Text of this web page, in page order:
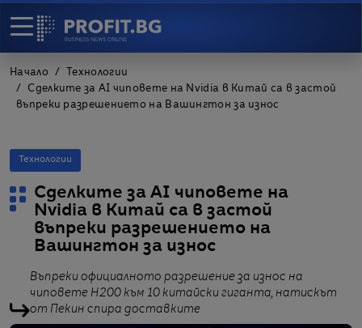
Начало
Технологии
Сделките за AI чиповете на Nvidia в Китай са в застой
въпреки разрешението на Вашингтон за износ
Технологии
Сделките за AI чиповете на
Nvidia в Китай са в застой
въпреки разрешението на
Вашингтон за износ
Въпреки официалното разрешение за износ на
чиповете H200 към 10 китайски гиганта, натискът
от Пекин спира доставките